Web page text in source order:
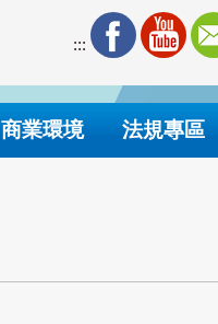
:::
商業環境 法規專區